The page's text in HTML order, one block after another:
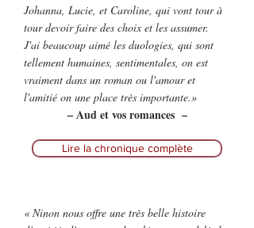
Johanna, Lucie, et Caroline, qui vont tour à
tour devoir faire des choix et les assumer.
J'ai beaucoup aimé les duologies, qui sont
tellement humaines, sentimentales, on est
vraiment dans un roman ou l'amour et
l'amitié on une place très importante.»
– Aud et vos romances –
Lire la chronique complète
« Ninon nous offre une très belle histoire